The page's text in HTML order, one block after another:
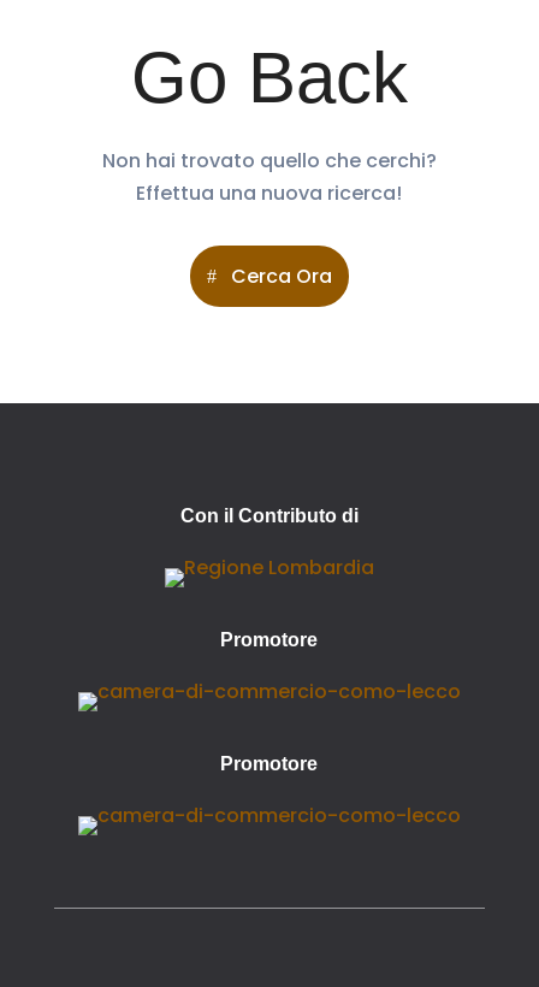
Go Back
Non hai trovato quello che cerchi?
Effettua una nuova ricerca!
Cerca Ora
Con il Contributo di
Promotore
Promotore